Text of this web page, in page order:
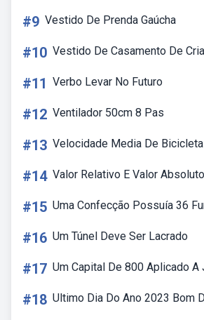
#9 Vestido De Prenda Gaúcha
#10 Vestido De Casamento De
#11 Verbo Levar No Futuro
#12 Ventilador 50cm 8 Pas
#13 Velocidade Media De Bicicleta
#14 Valor Relativo E Valor
#15 Uma Confecção Possuía 36
#16 Um Túnel Deve Ser Lacrado
#17 Um Capital De 800 Aplicado
#18 Ultimo Dia Do Ano 2023 Bom